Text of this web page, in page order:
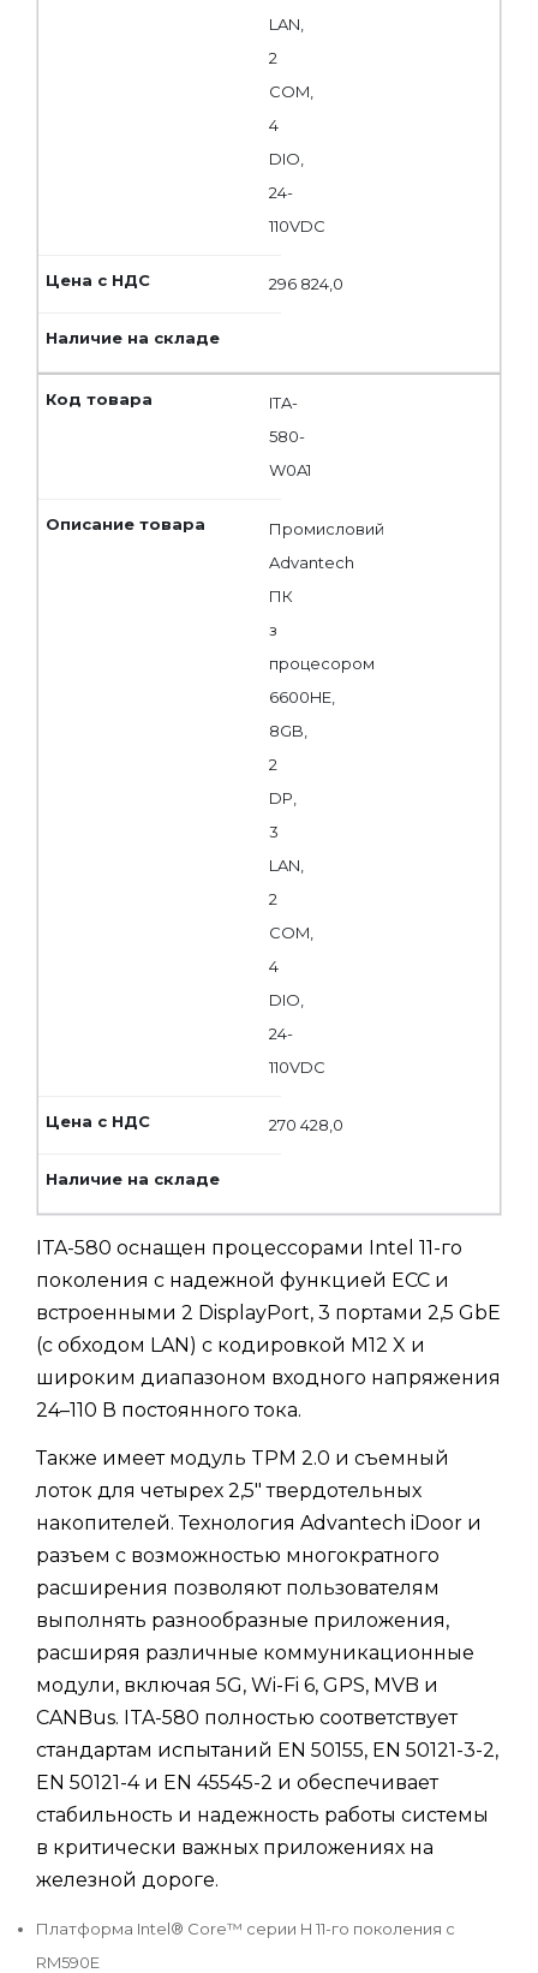
LAN,
2
COM,
4
DIO,
24-
110VDC
296 824,0
ITA-
580-
W0A1
Промисловий
Advantech
ПК
з
процесором
6600HE,
8GB,
2
DP,
3
LAN,
2
COM,
4
DIO,
24-
110VDC
270 428,0
ITA-580 оснащен процессорами Intel 11-го
поколения с надежной функцией ECC и
встроенными 2 DisplayPort, 3 портами 2,5 GbE
(с обходом LAN) с кодировкой M12 X и
широким диапазоном входного напряжения
24–110 В постоянного тока.
Также имеет модуль TPM 2.0 и съемный
лоток для четырех 2,5" твердотельных
накопителей. Технология Advantech iDoor и
разъем с возможностью многократного
расширения позволяют пользователям
выполнять разнообразные приложения,
расширяя различные коммуникационные
модули, включая 5G, Wi-Fi 6, GPS, MVB и
CANBus. ITA-580 полностью соответствует
стандартам испытаний EN 50155, EN 50121-3-2,
EN 50121-4 и EN 45545-2 и обеспечивает
стабильность и надежность работы системы
в критически важных приложениях на
железной дороге.
Платформа Intel® Core™ серии H 11-го поколения с
RM590E